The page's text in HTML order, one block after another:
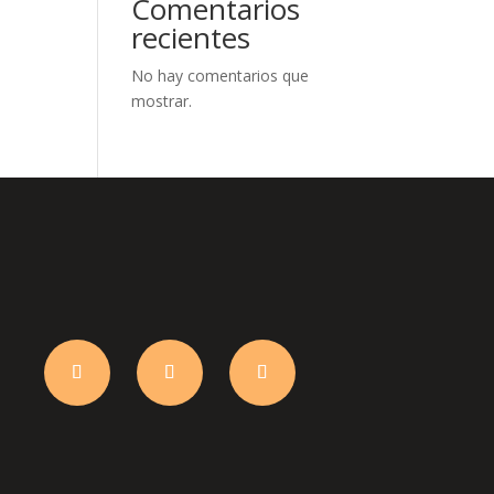
Comentarios
recientes
No hay comentarios que
mostrar.